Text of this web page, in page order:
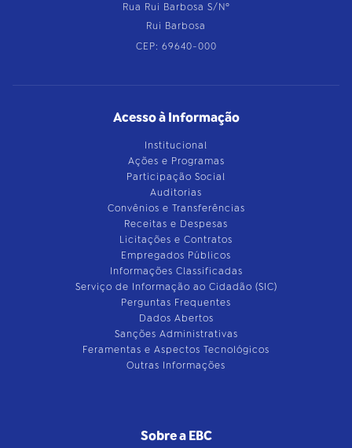
Rua Rui Barbosa S/Nº
Rui Barbosa
CEP: 69640-000
Acesso à Informação
Institucional
Ações e Programas
Participação Social
Auditorias
Convênios e Transferências
Receitas e Despesas
Licitações e Contratos
Empregados Públicos
Informações Classificadas
Serviço de Informação ao Cidadão (SIC)
Perguntas Frequentes
Dados Abertos
Sanções Administrativas
Feramentas e Aspectos Tecnológicos
Outras Informações
Sobre a EBC